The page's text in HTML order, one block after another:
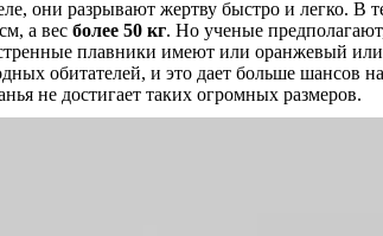
они разрывают жертву быстро и легко.
а вес более 50 кг. Но ученые
плавники имеют или оранжевый
обитателей, и это дает больше шансов
не достигает таких огромных размеров.